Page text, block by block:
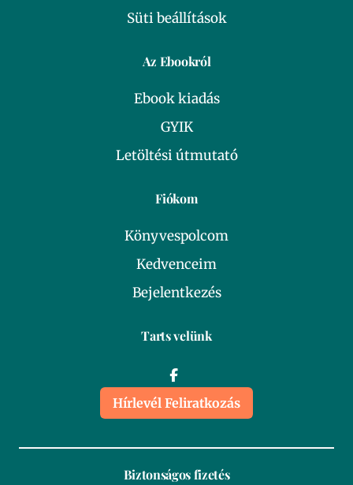
Süti beállítások
Az Ebookról
Ebook kiadás
GYIK
Letöltési útmutató
Fiókom
Könyvespolcom
Kedvenceim
Bejelentkezés
Tarts velünk
Hírlevél Feliratkozás
Biztonságos fizetés